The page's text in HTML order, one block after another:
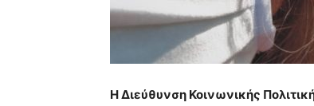
Η Διεύθυνση Κοινωνικής